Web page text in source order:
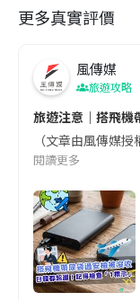
更多真實評價
風傳媒
旅遊攻略
旅遊注意｜搭飛機
（文章由風傳媒
閱讀更多